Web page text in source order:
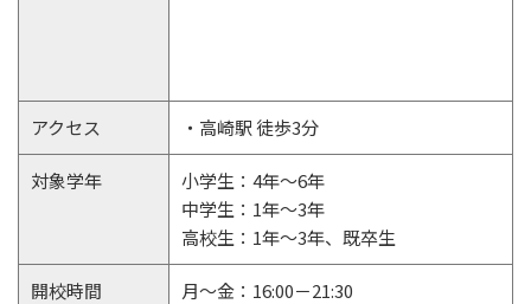
アクセス ・高崎駅 徒歩3分
対象学年
小学生：4年～6年
中学生：1年～3年
高校生：1年～3年、既卒生
開校時間
月～金：16:00－21:30